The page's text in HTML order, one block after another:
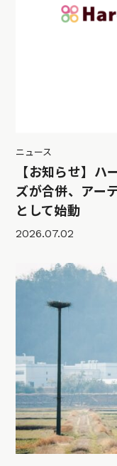
ニュース
【お知らせ】ハ
ズが合併、アー
として始動
2026.07.02